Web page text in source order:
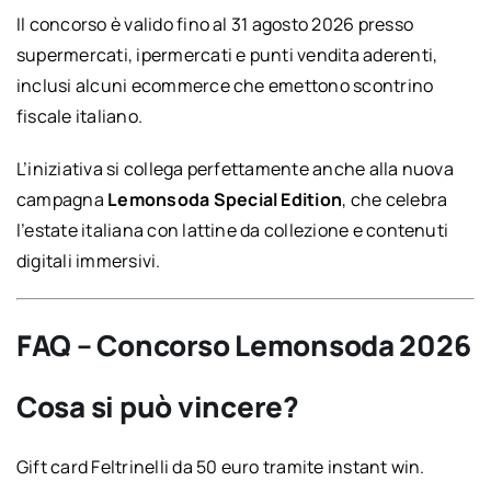
Il concorso è valido fino al 31 agosto 2026 presso
supermercati, ipermercati e punti vendita aderenti,
inclusi alcuni ecommerce che emettono scontrino
fiscale italiano.
L’iniziativa si collega perfettamente anche alla nuova
campagna Lemonsoda Special Edition, che celebra
l’estate italiana con lattine da collezione e contenuti
digitali immersivi.
FAQ – Concorso Lemonsoda 2026
Cosa si può vincere?
Gift card Feltrinelli da 50 euro tramite instant win.